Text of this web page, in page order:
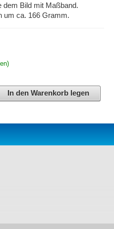
dem Bild mit Maßband.
um ca. 166 Gramm.
In den Warenkorb legen